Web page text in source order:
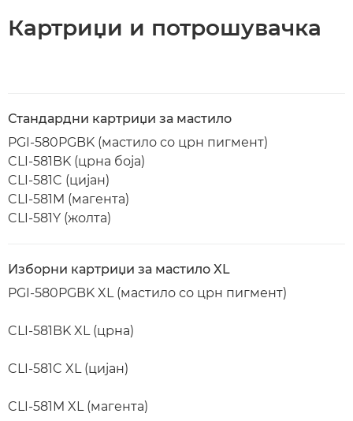
Картриџи и потрошувачка
Стандардни картриџи за мастило
PGI-580PGBK (мастило со црн пигмент)
CLI-581BK (црна боја)
CLI-581C (цијан)
CLI-581M (магента)
CLI-581Y (жолта)
Изборни картриџи за мастило XL
PGI-580PGBK XL (мастило со црн пигмент)
CLI-581BK XL (црна)
CLI-581C XL (цијан)
CLI-581M XL (магента)